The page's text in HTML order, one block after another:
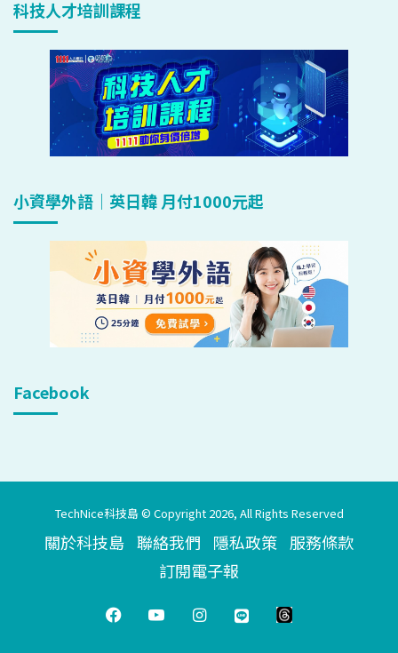
科技人才培訓課程
小資學外語｜英日韓 月付1000元起
Facebook
TechNice科技島 © Copyright 2026, All Rights Reserved
關於科技島 聯絡我們 隱私政策 服務條款
訂閱電子報